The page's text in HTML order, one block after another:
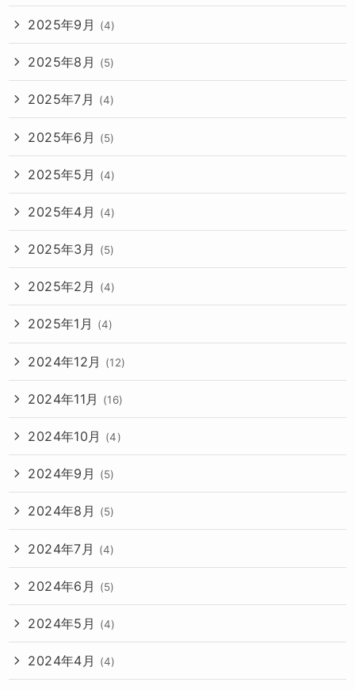
2025年9月 (4)
2025年8月 (5)
2025年7月 (4)
2025年6月 (5)
2025年5月 (4)
2025年4月 (4)
2025年3月 (5)
2025年2月 (4)
2025年1月 (4)
2024年12月 (12)
2024年11月 (16)
2024年10月 (4)
2024年9月 (5)
2024年8月 (5)
2024年7月 (4)
2024年6月 (5)
2024年5月 (4)
2024年4月 (4)